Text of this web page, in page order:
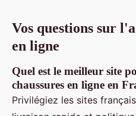
Vos questions sur
en ligne
Quel est le meilleur site
chaussures en ligne en
Privilégiez les sites